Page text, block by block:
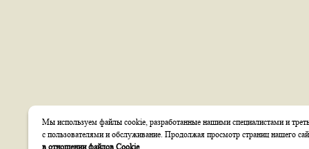
Мы используем файлы cookie, разработанные нашими специалистами и
с пользователями и обслуживание. Продолжая просмотр страниц нашего
в отношении файлов Cookie.